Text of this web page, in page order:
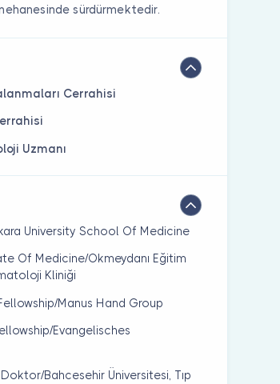
sürdürmektedir.
Cerrahisi
Uzmanı
University School Of Medicine
Of Medicine/Okmeydanı Eğitim
Kliniği
Manus Hand Group
Evangelisches
Bahcesehir Üniversitesi, Tıp